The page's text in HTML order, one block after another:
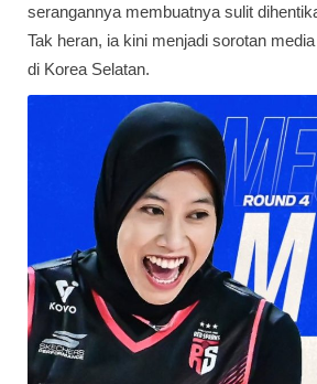
serangannya membuatnya sulit
Tak heran, ia kini menjadi sorotan
di Korea Selatan.